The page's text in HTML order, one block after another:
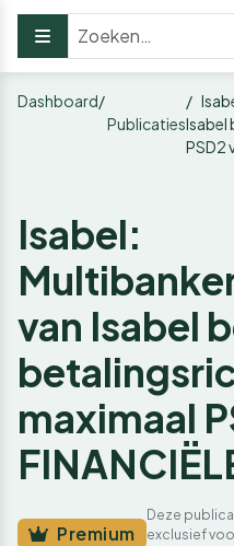
Dashboard
PublicatiesIsabel
PSD2
Isabel:
van Isabel
maximaal
Premium
Deze
exclusief